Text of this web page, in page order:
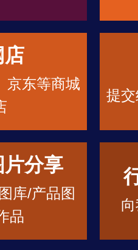
店
京东等商城
提
片分享
库/产品图
品